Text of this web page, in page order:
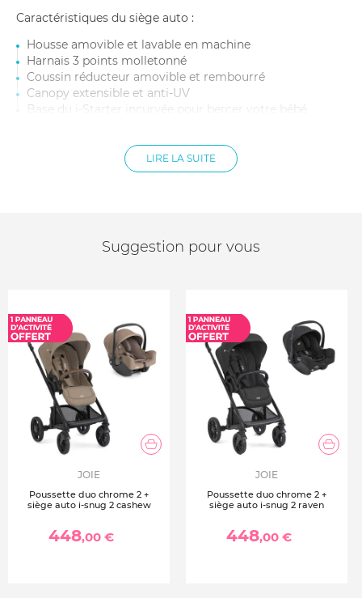
Caractéristiques du siège auto :
Housse amovible et lavable en machine
Harnais 3 points molletonné
Coussin réducteur amovible et rembourré
Canopy extensible et anti-UV
Base du i-Starter incurvée pour bercer votre bébé
Dimensions : L 64,8 x l 43,9 x H 56,9 cm
Âge : Naissance à 1 an environ
LIRE LA SUITE
Suggestion pour vous
JOIE
Poussette duo chrome 2 +
siège auto i-snug 2 cashew
448,00 €
JOIE
Poussette duo chrome 2 +
siège auto i-snug 2 raven
448,00 €